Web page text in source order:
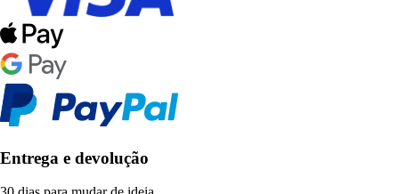
Entrega e devolução